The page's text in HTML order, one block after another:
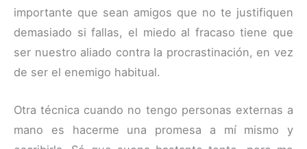
importante que sean amigos que no te justifiquen
demasiado si fallas, el miedo al fracaso tiene que
ser nuestro aliado contra la procrastinación, en vez
de ser el enemigo habitual.
Otra técnica cuando no tengo personas externas a
mano es hacerme una promesa a mí mismo y